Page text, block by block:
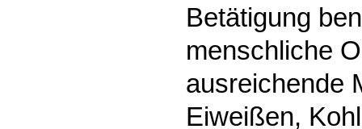
Betätigung
menschliche
ausreichende
Eiweißen,